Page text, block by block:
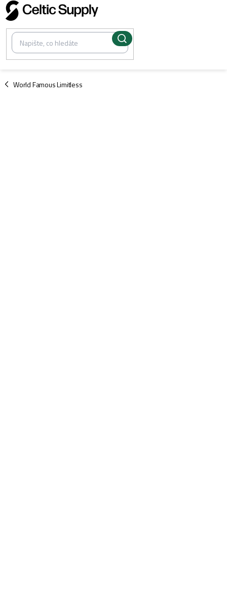
Přejít
na
obsah
World Famous Limitless
/